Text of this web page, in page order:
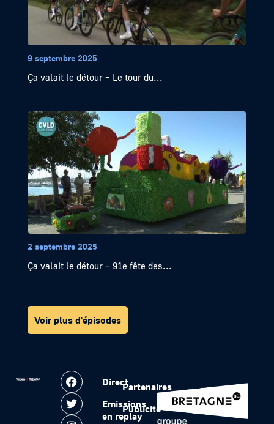
9 septembre 2025
Ça valait le détour – Le tour du...
2 septembre 2025
Ça valait le détour – 91e fête des...
Voir plus d'épisodes
Direct
Emissions
en replay
Partenaires
Publicité